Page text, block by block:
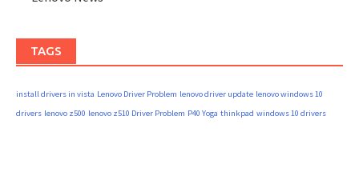
TAGS
install drivers in vista Lenovo Driver Problem lenovo driver update lenovo windows 10
drivers lenovo z500 lenovo z510 Driver Problem P40 Yoga thinkpad windows 10 drivers